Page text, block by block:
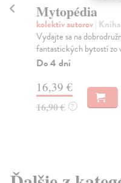
Mytopédia
kolektív autorov| Kniha
Vydajte sa na
fantastických bytostí zo
Do 4 dní
16,39 €
16,90 € ?